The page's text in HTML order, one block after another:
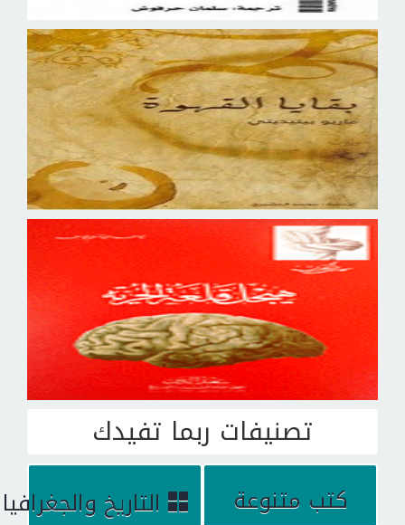
تصنيفات ربما تفيدك
كتب متنوعة
التاريخ والجغرافيا